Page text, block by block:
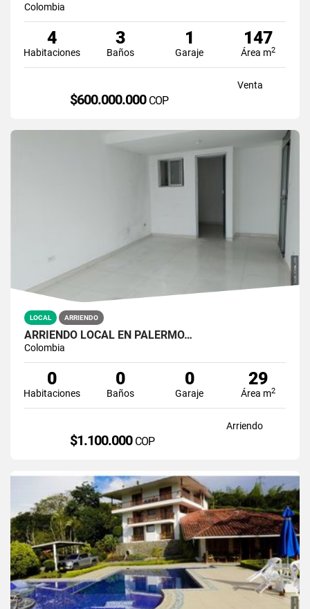
Colombia
4
Habitaciones
3
Baños
1
Garaje
147
Área m2
Venta
$600.000.000 COP
LOCAL ARRIENDO
ARRIENDO LOCAL EN PALERMO…
Colombia
0
Habitaciones
0
Baños
0
Garaje
29
Área m2
Arriendo
$1.100.000 COP